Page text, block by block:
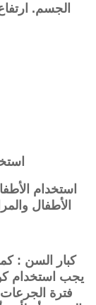
الجسم.
استخدام
الأطفال
كبار السن :
يجب استخدام
فترة